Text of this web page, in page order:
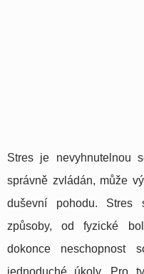
Stres je nevyhnutelnou
správně zvládán, může
duševní pohodu. Stres
způsoby, od fyzické
dokonce neschopnost
jednoduché úkoly. Pro